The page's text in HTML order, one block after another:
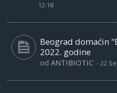
12:18
Beograd domaćin
2022. godine
od ANTIBIOTIC -22